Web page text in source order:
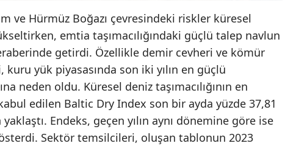
ve Hürmüz Boğazı çevresindeki riskler küresel
emtia taşımacılığındaki güçlü talep navlun
getirdi. Özellikle demir cevheri ve kömür
kuru yük piyasasında son iki yılın en güçlü
neden oldu. Küresel deniz taşımacılığının en
edilen Baltic Dry Index son bir ayda yüzde 37,81
Endeks, geçen yılın aynı dönemine göre ise
Sektör temsilcileri, oluşan tablonun 2023